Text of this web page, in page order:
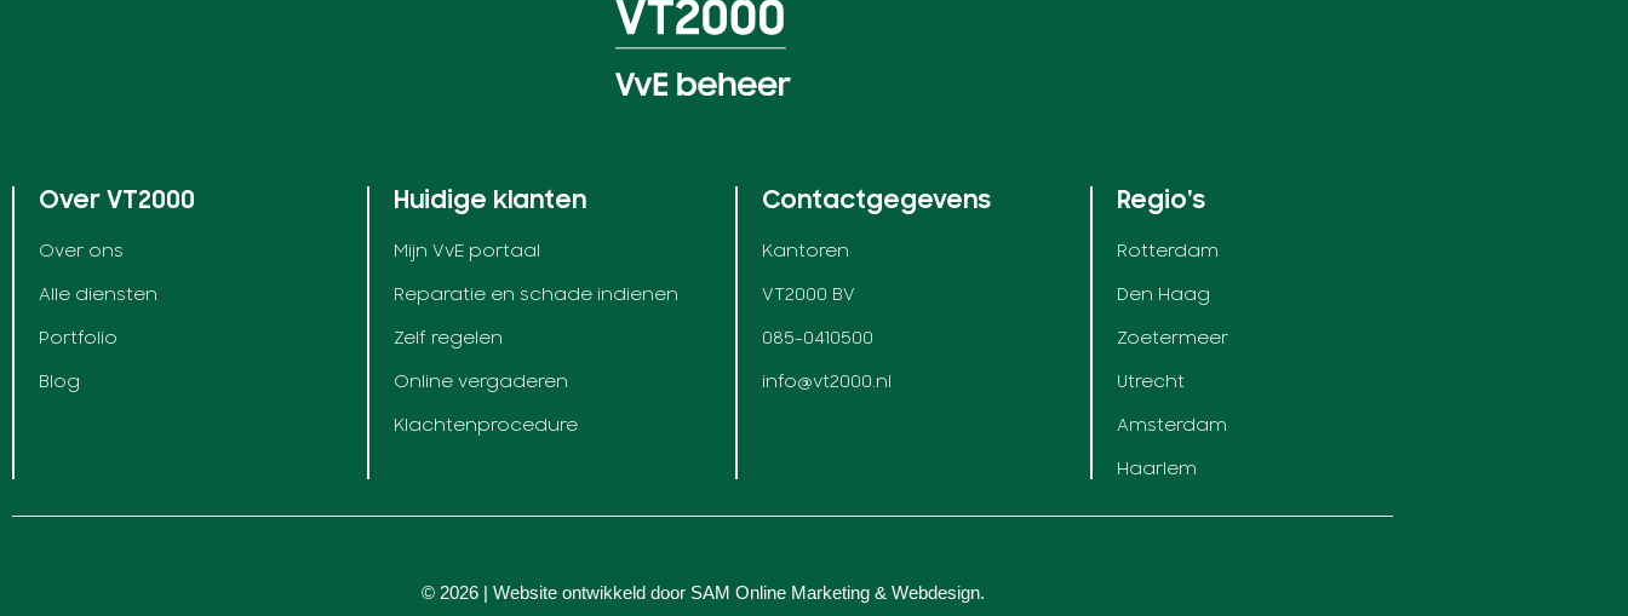
Over VT2000
Over ons
Alle diensten
Portfolio
Blog
Huidige klanten
Mijn VvE portaal
Reparatie en schade indienen
Zelf regelen
Online vergaderen
Klachtenprocedure
Contactgegevens
Kantoren
VT2000 BV
085-0410500
info@vt2000.nl
Regio's
Rotterdam
Den Haag
Zoetermeer
Utrecht
Amsterdam
Haarlem
© 2026 | Website ontwikkeld door SAM Online Marketing& Webdesign.